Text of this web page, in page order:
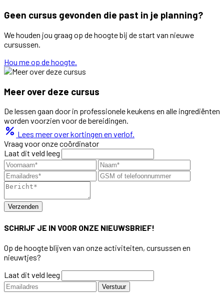
Geen cursus gevonden die past in je planning?
We houden jou graag op de hoogte bij de start van nieuwe
cursussen.
Hou me op de hoogte.
Meer over deze cursus
De lessen gaan door in professionele keukens en alle ingrediënten
worden voorzien voor de bereidingen.
percent Lees meer over kortingen en verlof.
Vraag voor onze coördinator
Laat dit veld leeg
Verzenden
SCHRIJF JE IN VOOR ONZE NIEUWSBRIEF!
Op de hoogte blijven van onze activiteiten, cursussen en
nieuwtjes?
Laat dit veld leeg
Verstuur